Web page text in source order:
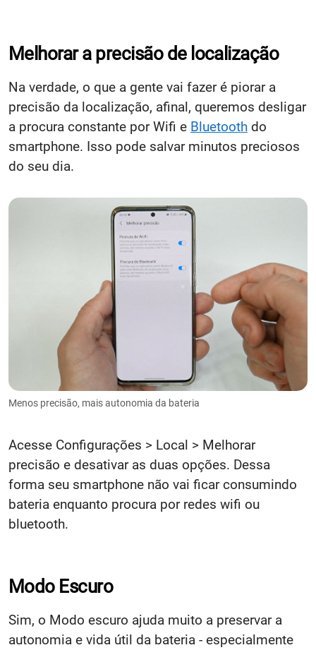
Melhorar a precisão de localização
Na verdade, o que a gente vai fazer é piorar a
precisão da localização, afinal, queremos desligar
a procura constante por Wifi e Bluetooth do
smartphone. Isso pode salvar minutos preciosos
do seu dia.
Menos precisão, mais autonomia da bateria
Acesse Configurações > Local > Melhorar
precisão e desativar as duas opções. Dessa
forma seu smartphone não vai ficar consumindo
bateria enquanto procura por redes wifi ou
bluetooth.
Modo Escuro
Sim, o Modo escuro ajuda muito a preservar a
autonomia e vida útil da bateria - especialmente